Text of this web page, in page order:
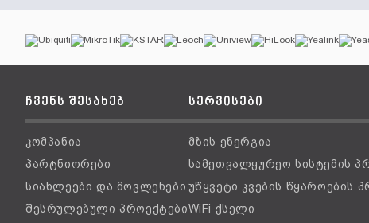
ჩვენს შესახებ
კომპანია
პარტნიორები
სიახლეები და მოვლენები
შესრულებული პროექტები
სერვისები
მზის ენერგია
სამეთვალყურეო სისტემის
უწყვეტი კვების წყაროების
WiFi ქსელი